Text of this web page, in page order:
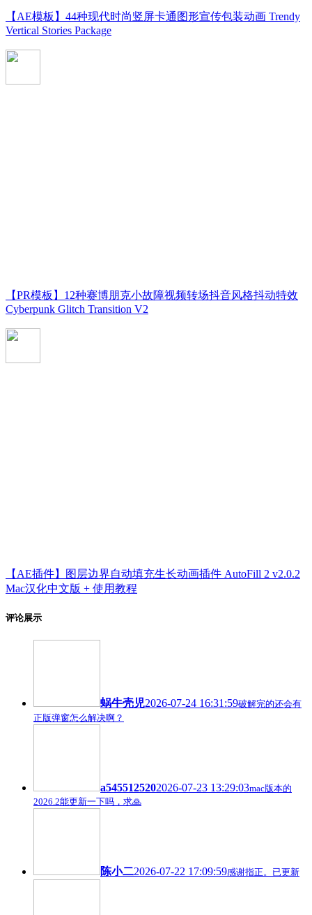
【AE模板】44种现代时尚竖屏卡通图形宣传包装动画 Trendy
Vertical Stories Package
【PR模板】12种赛博朋克小故障视频转场抖音风格抖动特效
Cyberpunk Glitch Transition V2
【AE插件】图层边界自动填充生长动画插件 AutoFill 2 v2.0.2
Mac汉化中文版 + 使用教程
评论展示
蜗牛壳児2026-07-24 16:31:59破解完的还会有
正版弹窗怎么解决啊？
a5455125202026-07-23 13:29:03mac版本的
2026.2能更新一下吗，求🙏
陈小二2026-07-22 17:09:59感谢指正。已更新